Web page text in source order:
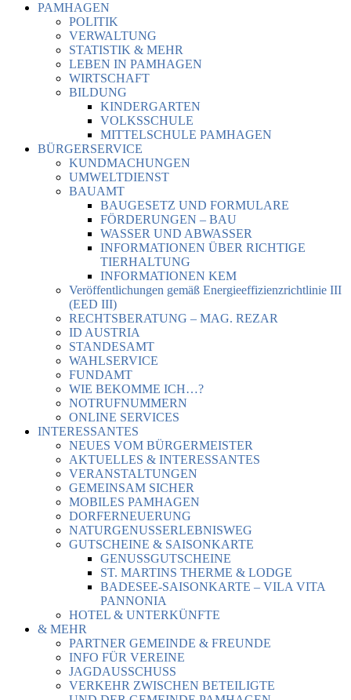
PAMHAGEN
POLITIK
VERWALTUNG
STATISTIK & MEHR
LEBEN IN PAMHAGEN
WIRTSCHAFT
BILDUNG
KINDERGARTEN
VOLKSSCHULE
MITTELSCHULE PAMHAGEN
BÜRGERSERVICE
KUNDMACHUNGEN
UMWELTDIENST
BAUAMT
BAUGESETZ UND FORMULARE
FÖRDERUNGEN – BAU
WASSER UND ABWASSER
INFORMATIONEN ÜBER RICHTIGE
TIERHALTUNG
INFORMATIONEN KEM
Veröffentlichungen gemäß Energieeffizienzrichtlinie III
(EED III)
RECHTSBERATUNG – MAG. REZAR
ID AUSTRIA
STANDESAMT
WAHLSERVICE
FUNDAMT
WIE BEKOMME ICH…?
NOTRUFNUMMERN
ONLINE SERVICES
INTERESSANTES
NEUES VOM BÜRGERMEISTER
AKTUELLES & INTERESSANTES
VERANSTALTUNGEN
GEMEINSAM SICHER
MOBILES PAMHAGEN
DORFERNEUERUNG
NATURGENUSSERLEBNISWEG
GUTSCHEINE & SAISONKARTE
GENUSSGUTSCHEINE
ST. MARTINS THERME & LODGE
BADESEE-SAISONKARTE – VILA VITA
PANNONIA
HOTEL & UNTERKÜNFTE
& MEHR
PARTNER GEMEINDE & FREUNDE
INFO FÜR VEREINE
JAGDAUSSCHUSS
VERKEHR ZWISCHEN BETEILIGTE